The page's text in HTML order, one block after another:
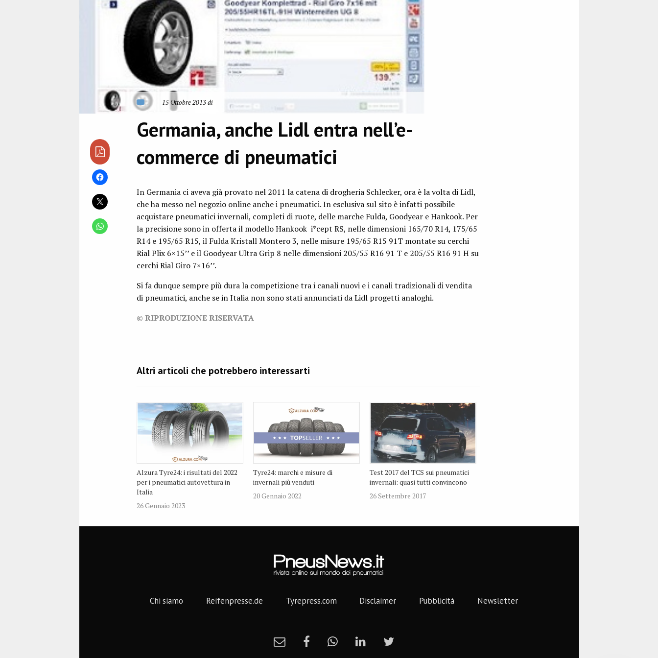
15 Ottobre 2013 di
Germania, anche Lidl entra nell’e-
commerce di pneumatici
In Germania ci aveva già provato nel 2011 la catena di drogheria Schlecker, ora è la volta di Lidl,
che ha messo nel negozio online anche i pneumatici. In esclusiva sul sito è infatti possibile
acquistare pneumatici invernali, completi di ruote, delle marche Fulda, Goodyear e Hankook. Per
la precisione sono in offerta il modello Hankook i*cept RS, nelle dimensioni 165/70 R14, 175/65
R14 e 195/65 R15, il Fulda Kristall Montero 3, nelle misure 195/65 R15 91T montate su cerchi
Rial Plix 6×15’’ e il Goodyear Ultra Grip 8 nelle dimensioni 205/55 R16 91 T e 205/55 R16 91 H su
cerchi Rial Giro 7×16’’.
Si fa dunque sempre più dura la competizione tra i canali nuovi e i canali tradizionali di vendita
di pneumatici, anche se in Italia non sono stati annunciati da Lidl progetti analoghi.
© RIPRODUZIONE RISERVATA
Alzura Tyre24: i risultati del 2022
per i pneumatici autovettura in
Italia
26 Gennaio 2023
Tyre24: marchi e misure di
invernali più venduti
20 Gennaio 2022
Test 2017 del TCS sui pneumatici
invernali: quasi tutti convincono
26 Settembre 2017
Chi siamo Reifenpresse.de Tyrepress.com Disclaimer Pubblicità Newsletter